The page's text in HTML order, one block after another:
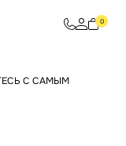
0
С САМЫМ